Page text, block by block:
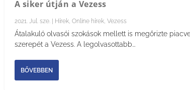
A siker útján a Vezess
2021. Jul. sze.| Hírek, Online hírek, Vezess
Átalakuló olvasói szokások mellett is megőrizte
szerepét a Vezess. A legolvasottabb...
BŐVEBBEN